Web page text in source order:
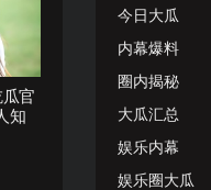
官
知
今日大瓜
内幕爆料
圈内揭秘
大瓜汇总
娱乐内幕
娱乐圈大瓜